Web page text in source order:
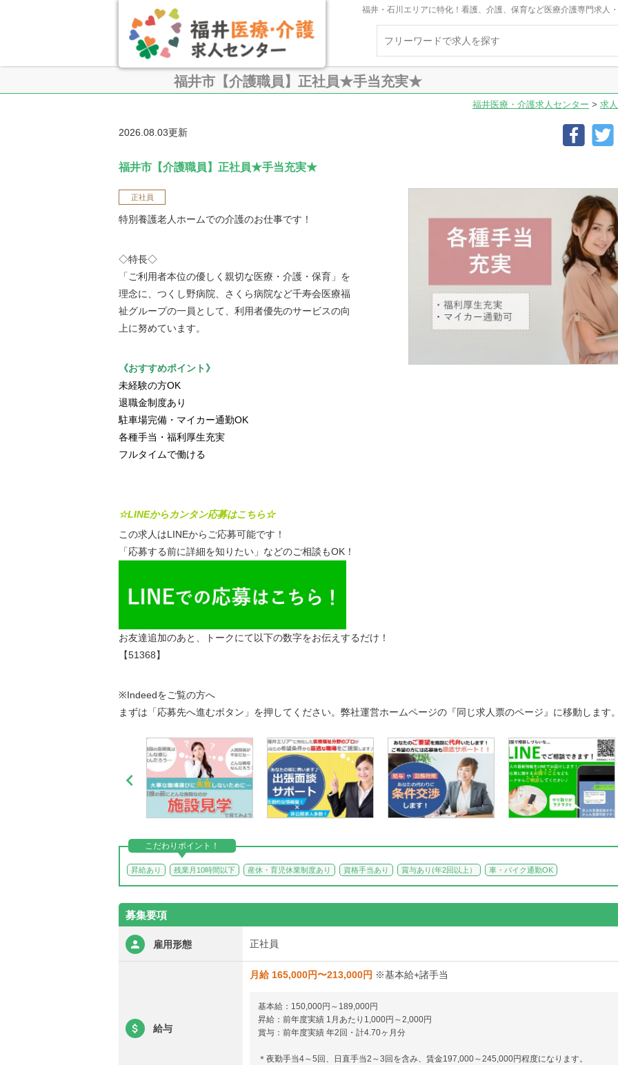
福井・石川エリアに特化！看護、介護、保育など医療介護専門求人
福井市【介護職員】正社員★手当充実★
福井医療・介護求人センター > 求
2026.08.03更新
福井市【介護職員】正社員★手当充実★
正社員
特別養護老人ホームでの介護のお仕事です！
◇特長◇
「ご利用者本位の優しく親切な医療・介護・保育」を
理念に、つくし野病院、さくら病院など千寿会医療福
祉グループの一員として、利用者優先のサービスの向
上に努めています。
《おすすめポイント》
未経験の方OK
退職金制度あり
駐車場完備・マイカー通勤OK
各種手当・福利厚生充実
フルタイムで働ける
☆LINEからカンタン応募はこちら☆
この求人はLINEからご応募可能です！
「応募する前に詳細を知りたい」などのご相談もOK！
お友達追加のあと、トークにて以下の数字をお伝えするだけ！
【51368】
※Indeedをご覧の方へ
まずは「応募先へ進むボタン」を押してください。弊社運営ホームページの『同じ求人票のページ』に移動します

こだわりポイント！
昇給あり 残業月10時間以下 産休・育児休業制度あり 資格手当あり 賞与あり(年2回以上） 車・バイク通勤OK
募集要項
雇用形態 正社員
給与
月給 165,000円〜213,000円 ※基本給+諸手当
基本給：150,000円～189,000円
昇給：前年度実績 1月あたり1,000円～2,000円
賞与：前年度実績 年2回・計4.70ヶ月分
＊夜勤手当4～5回、日直手当2～3回を含み、賃金197,000～245,000円程度になります。